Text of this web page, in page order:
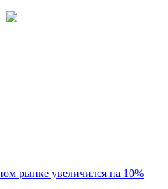
рынке увеличился на 10%